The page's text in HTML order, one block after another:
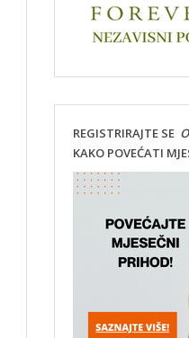
REGISTRIRAJTE SE
KAKO POVEĆATI